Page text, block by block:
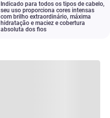
Indicado para todos os tipos de cabelo,
seu uso proporciona cores intensas
com brilho extraordinário, máxima
hidratação e maciez e cobertura
absoluta dos fios